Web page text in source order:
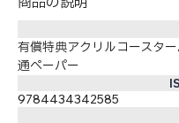
有償特典アクリルコースタ
通ペーパー
9784434342585